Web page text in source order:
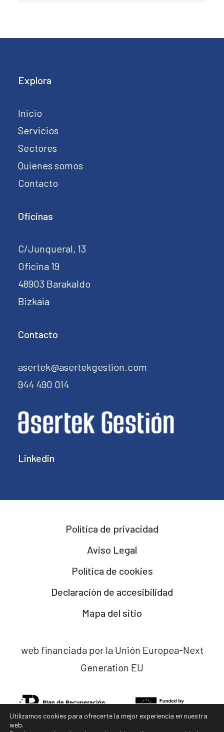
Linkedin
Explora
Inicio
Servicios
Sectores
Quienes somos
Contacto
Oficinas
C/Junqueral, 13
Oficina 19
48903 Barakaldo
Bizkaia
Contacto
asertek@asertekgestion.com
944 490 014
Política de privacidad
Aviso Legal
Política de cookies
Declaración de accesibilidad
Mapa del sitio
web financiada por la Unión Europea-Next
Generation EU
Utilizamos cookies para ofrecerte la mejor experiencia en nuestra
web.